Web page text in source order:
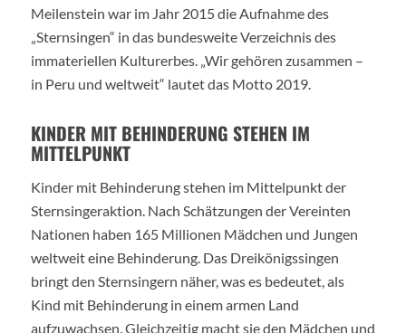
Meilenstein war im Jahr 2015 die Aufnahme des
„Sternsingen“ in das bundesweite Verzeichnis des
immateriellen Kulturerbes. „Wir gehören zusammen –
in Peru und weltweit“ lautet das Motto 2019.
KINDER MIT BEHINDERUNG STEHEN IM
MITTELPUNKT
Kinder mit Behinderung stehen im Mittelpunkt der
Sternsingeraktion. Nach Schätzungen der Vereinten
Nationen haben 165 Millionen Mädchen und Jungen
weltweit eine Behinderung. Das Dreikönigssingen
bringt den Sternsingern näher, was es bedeutet, als
Kind mit Behinderung in einem armen Land
aufzuwachsen. Gleichzeitig macht sie den Mädchen und